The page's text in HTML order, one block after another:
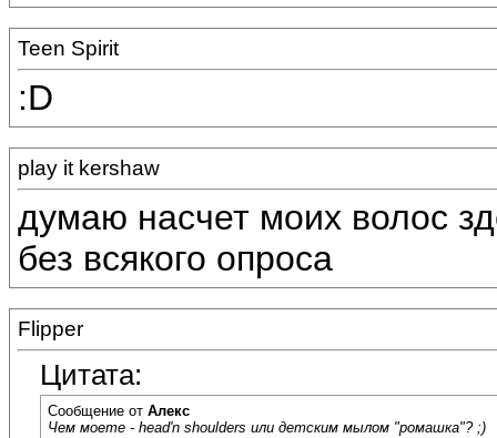
Teen Spirit
:D
play it kershaw
думаю насчет моих волос
без всякого опроса
Flipper
Цитата:
Сообщение от Алекс
Чем моете - head'n shoulders или детским мылом "ромашка"? ;)